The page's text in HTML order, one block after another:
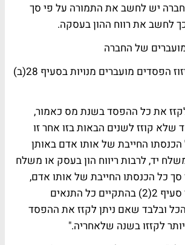
יש לחשב את התמורה על פי סך
לחשב את רווח ההון בעסקה.
של החברה
ההוראות בעניין קיזוז הפסדים מועברים מנויות בסעיף 28(ב)
את כל ההפסד בשנת מס כאמור,
שלא קוזז לשנים הבאות בזו אחר זו
הכנסתו החייבת של אותו אדם באותן
יד, לרבות ריווח הון בעסק או משלח
סך כל הכנסתו החייבת של אותו אדם,
באותן השנים, לפי סעיף 2(2) בהתקיים כל התנאים
ובלבד שאם ניתן לקזז את ההפסד
לקזזו בשנה שלאחריה."